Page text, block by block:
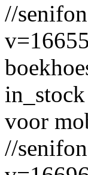
//
in_stock
voor
//